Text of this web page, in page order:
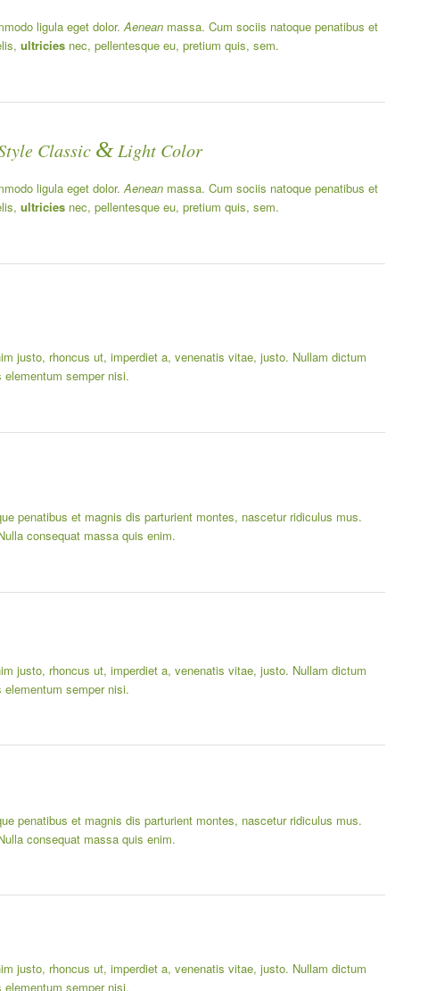
ligula eget dolor.Aeneanmassa. Cum sociis natoque penatibus et
ultriciesnec, pellentesque eu, pretium quis, sem.
Classic &Light Color
ligula eget dolor.Aeneanmassa. Cum sociis natoque penatibus et
ultriciesnec, pellentesque eu, pretium quis, sem.
justo, rhoncus ut, imperdiet a, venenatis vitae, justo. Nullam dictum
semper nisi.
penatibus et magnis dis parturient montes, nascetur ridiculus mus.
consequat massa quis enim.
justo, rhoncus ut, imperdiet a, venenatis vitae, justo. Nullam dictum
semper nisi.
penatibus et magnis dis parturient montes, nascetur ridiculus mus.
consequat massa quis enim.
justo, rhoncus ut, imperdiet a, venenatis vitae, justo. Nullam dictum
semper nisi.